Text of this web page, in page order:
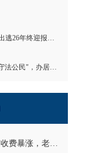
巨贪之子程慕阳：出逃26年终迎报应！
交6万欧税时我是"守法公民"，办居留时我成了"隐形人"
澳洲永居回头签收费暴涨，老客户应对方法